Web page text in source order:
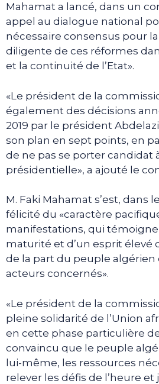
Mahamat a lancé, dans un
appel au dialogue national
nécessaire consensus pour
diligente de ces réformes
et la continuité de l’Etat».
«Le président de la
également des décisions
2019 par le président
son plan en sept points, en
de ne pas se porter candidat
présidentielle», a ajouté le
M. Faki Mahamat s’est, dans
félicité du «caractère
manifestations, qui témoigne
maturité et d’un esprit élevé
de la part du peuple algérien
acteurs concernés».
«Le président de la
pleine solidarité de l’Union
en cette phase particulière
convaincu que le peuple
lui-même, les ressources
relever les défis de l’heure et